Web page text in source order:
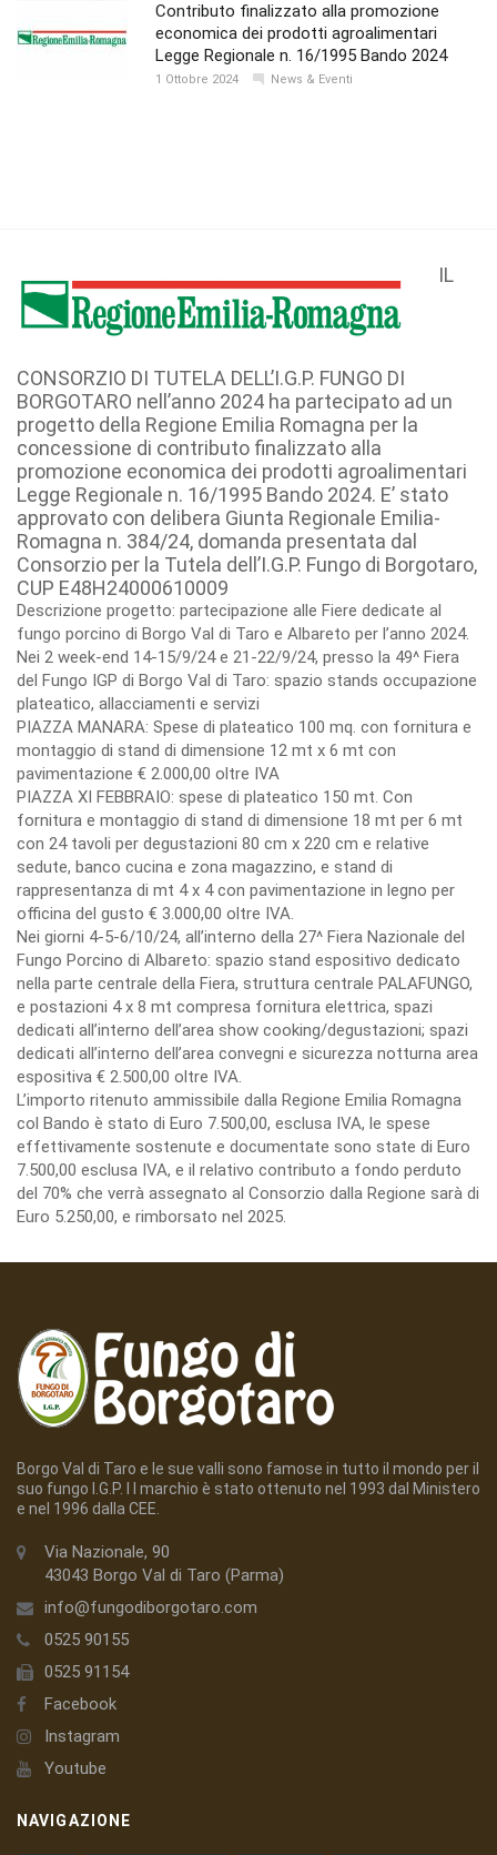
Contributo finalizzato alla promozione
economica dei prodotti agroalimentari
Legge Regionale n. 16/1995 Bando 2024
1 Ottobre 2024 News & Eventi
IL
CONSORZIO DI TUTELA DELL’I.G.P. FUNGO DI
BORGOTARO nell’anno 2024 ha partecipato ad un
progetto della Regione Emilia Romagna per la
concessione di contributo finalizzato alla
promozione economica dei prodotti agroalimentari
Legge Regionale n. 16/1995 Bando 2024. E’ stato
approvato con delibera Giunta Regionale Emilia-
Romagna n. 384/24, domanda presentata dal
Consorzio per la Tutela dell’I.G.P. Fungo di Borgotaro,
CUP E48H24000610009
Descrizione progetto: partecipazione alle Fiere dedicate al
fungo porcino di Borgo Val di Taro e Albareto per l’anno 2024.
Nei 2 week-end 14-15/9/24 e 21-22/9/24, presso la 49^ Fiera
del Fungo IGP di Borgo Val di Taro: spazio stands occupazione
plateatico, allacciamenti e servizi
PIAZZA MANARA: Spese di plateatico 100 mq. con fornitura e
montaggio di stand di dimensione 12 mt x 6 mt con
pavimentazione € 2.000,00 oltre IVA
PIAZZA XI FEBBRAIO: spese di plateatico 150 mt. Con
fornitura e montaggio di stand di dimensione 18 mt per 6 mt
con 24 tavoli per degustazioni 80 cm x 220 cm e relative
sedute, banco cucina e zona magazzino, e stand di
rappresentanza di mt 4 x 4 con pavimentazione in legno per
officina del gusto € 3.000,00 oltre IVA.
Nei giorni 4-5-6/10/24, all’interno della 27^ Fiera Nazionale del
Fungo Porcino di Albareto: spazio stand espositivo dedicato
nella parte centrale della Fiera, struttura centrale PALAFUNGO,
e postazioni 4 x 8 mt compresa fornitura elettrica, spazi
dedicati all’interno dell’area show cooking/degustazioni; spazi
dedicati all’interno dell’area convegni e sicurezza notturna area
espositiva € 2.500,00 oltre IVA.
L’importo ritenuto ammissibile dalla Regione Emilia Romagna
col Bando è stato di Euro 7.500,00, esclusa IVA, le spese
effettivamente sostenute e documentate sono state di Euro
7.500,00 esclusa IVA, e il relativo contributo a fondo perduto
del 70% che verrà assegnato al Consorzio dalla Regione sarà di
Euro 5.250,00, e rimborsato nel 2025.
Borgo Val di Taro e le sue valli sono famose in tutto il mondo per il
suo fungo I.G.P. I l marchio è stato ottenuto nel 1993 dal Ministero
e nel 1996 dalla CEE.
Via Nazionale, 90
43043 Borgo Val di Taro (Parma)
info@fungodiborgotaro.com
0525 90155
0525 91154
Facebook
Instagram
Youtube
NAVIGAZIONE